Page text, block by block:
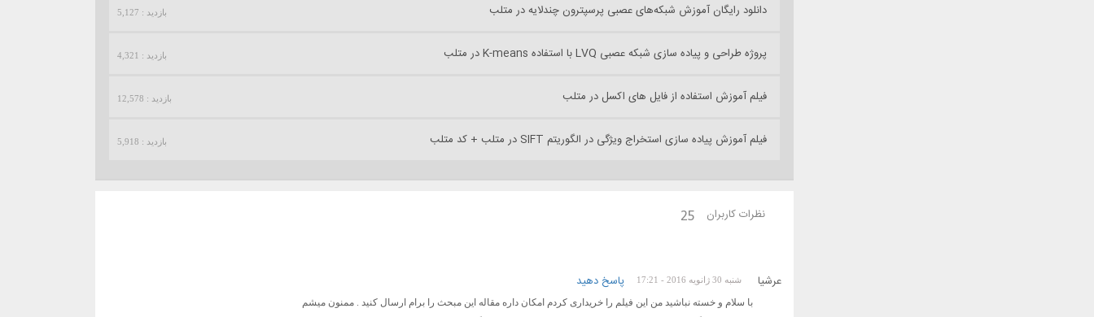
دانلود رایگان آموزش شبکه‌های عصبی پرسپترون چندلایه در متلب بازدید : 5,127
پروژه طراحی و پیاده سازی شبکه‌ عصبی LVQ با استفاده K-means در متلب بازدید : 4,321
فیلم آموزش استفاده از فایل های اکسل در متلب بازدید : 12,578
فیلم آموزش پیاده سازی استخراج ویژگی در الگوریتم SIFT در متلب + کد متلب بازدید : 5,918
نظرات کاربران 25
عرشیا شنبه 30 ژانویه 2016 - 17:21 پاسخ دهید
با سلام و خسته نباشید من این فیلم را خریداری کردم امکان داره مقاله این مبحث را برام ارسال کنید . ممنون میشم